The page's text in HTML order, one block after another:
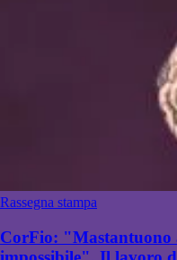
Rassegna stampa
CorFio: "Mastantuono